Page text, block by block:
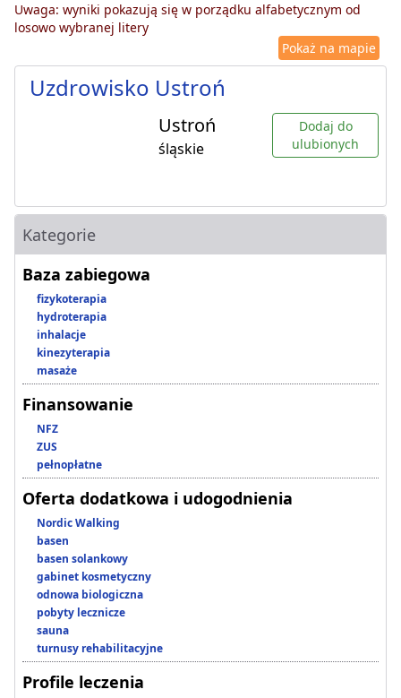
Uwaga: wyniki pokazują się w porządku alfabetycznym od
losowo wybranej litery
Pokaż na mapie
Uzdrowisko Ustroń
Ustroń
śląskie
Dodaj do
ulubionych
Kategorie
Baza zabiegowa
fizykoterapia
hydroterapia
inhalacje
kinezyterapia
masaże
Finansowanie
NFZ
ZUS
pełnopłatne
Oferta dodatkowa i udogodnienia
Nordic Walking
basen
basen solankowy
gabinet kosmetyczny
odnowa biologiczna
pobyty lecznicze
sauna
turnusy rehabilitacyjne
Profile leczenia